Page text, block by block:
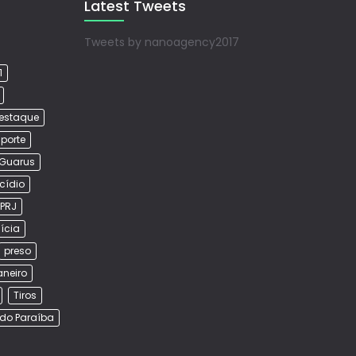
preso
Tiros
Paraíba
Latest Tweets
Tweets by nanoagency2017